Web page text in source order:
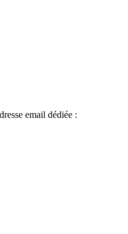
email dédiée :